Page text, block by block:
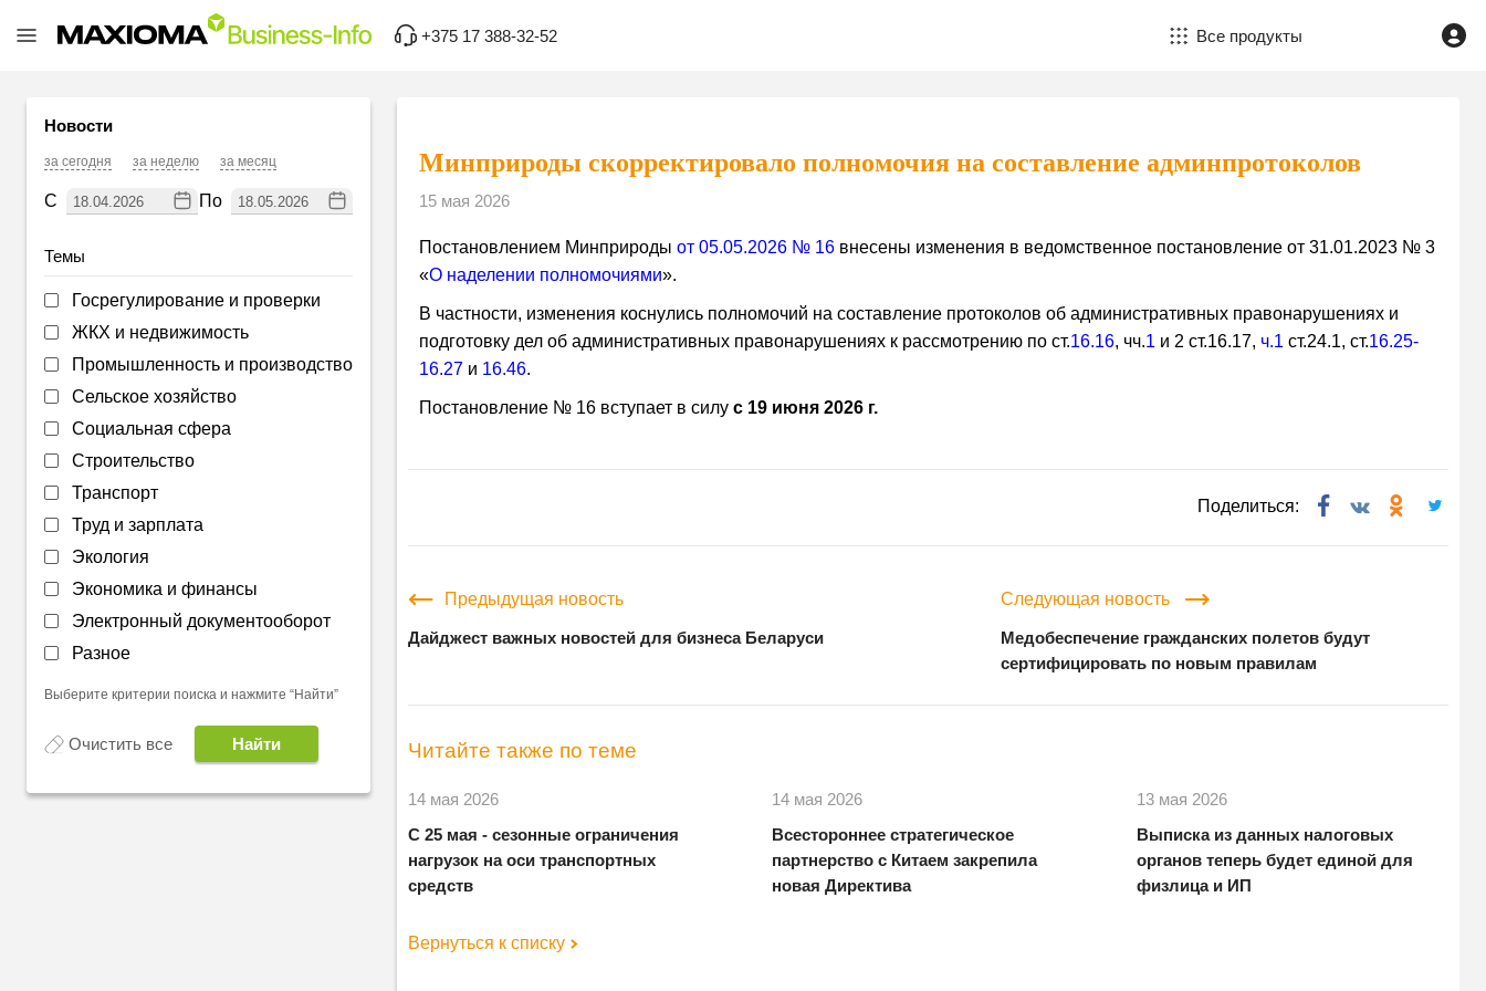
+375 17 388-32-52 Все продукты
Новости
за сегодня за неделю за месяц
С По
Темы
Госрегулирование и проверки
ЖКХ и недвижимость
Промышленность и производство
Сельское хозяйство
Социальная сфера
Строительство
Транспорт
Труд и зарплата
Экология
Экономика и финансы
Электронный документооборот
Разное
Выберите критерии поиска и нажмите “Найти”
Очистить все
Минприроды скорректировало полномочия на составление админпротоколов
15 мая 2026
Постановлением Минприроды от 05.05.2026 № 16 внесены изменения в ведомственное постановление от 31.01.2023 № 3
«О наделении полномочиями».
В частности, изменения коснулись полномочий на составление протоколов об административных правонарушениях и
подготовку дел об административных правонарушениях к рассмотрению по ст.16.16, чч.1 и 2 ст.16.17, ч.1 ст.24.1, ст.16.25-
16.27 и 16.46.
Постановление № 16 вступает в силу с 19 июня 2026 г.
Поделиться:
Предыдущая новость
Дайджест важных новостей для бизнеса Беларуси
Следующая новость
Медобеспечение гражданских полетов будут
сертифицировать по новым правилам
Читайте также по теме
14 мая 2026
С 25 мая - сезонные ограничения
нагрузок на оси транспортных
средств
14 мая 2026
Всестороннее стратегическое
партнерство с Китаем закрепила
новая Директива
13 мая 2026
Выписка из данных налоговых
органов теперь будет единой для
физлица и ИП
Вернуться к списку